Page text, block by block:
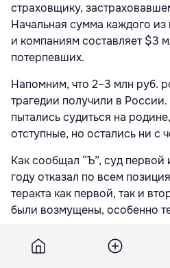
страховщику,
Начальная сумма каждого из
и компаниям составляет $3
потерпевших.
Напомним, что 2–3 млн руб.
трагедии получили в
пытались судиться на
отступные, но остались ни с
Как сообщал “Ъ”, суд первой
году отказал по всем
теракта как первой, так и
были возмущены, особенно
тех, кто был на борту,